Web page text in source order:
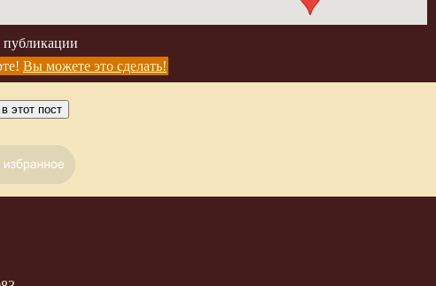
Вы можете это сделать!
этот пост